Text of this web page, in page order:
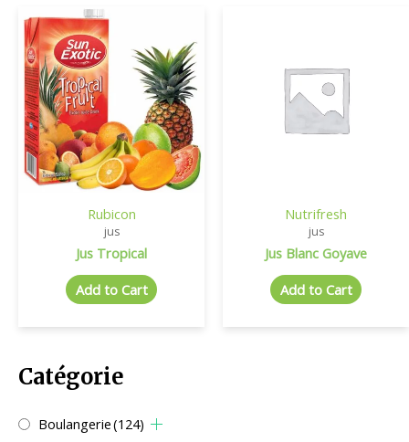
Catégorie
Boulangerie(124)
Rubicon
jus
Jus Tropical
Add to Cart
Nutrifresh
jus
Jus Blanc Goyave
Add to Cart